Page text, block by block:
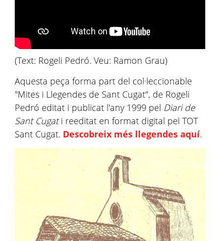
(Text: Rogeli Pedró. Veu: Ramon Grau)
Aquesta peça forma part del col·leccionable
"Mites i Llegendes de Sant Cugat", de Rogeli
Pedró editat i publicat l'any 1999 pel Diari de
Sant Cugati reeditat en format digital pel TOT
Sant Cugat. Descobreix més llegendes aquí.